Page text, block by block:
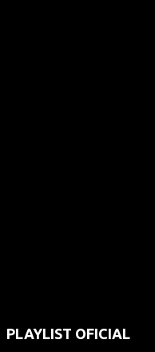
PLAYLIST OFICIAL